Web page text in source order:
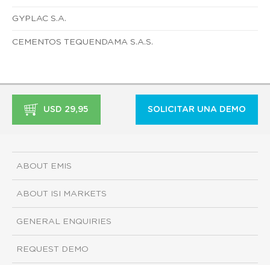
GYPLAC S.A.
CEMENTOS TEQUENDAMA S.A.S.
USD 29,95 SOLICITAR UNA DEMO
ABOUT EMIS
ABOUT ISI MARKETS
GENERAL ENQUIRIES
REQUEST DEMO